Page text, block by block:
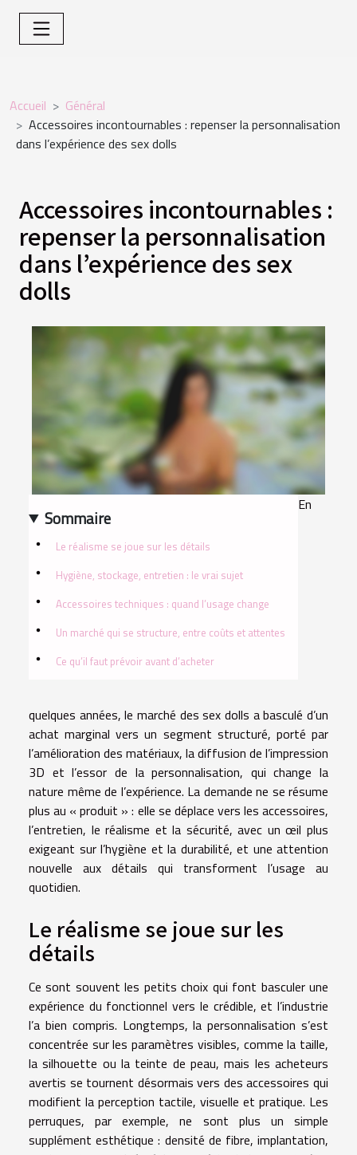
Accueil
Général
Accessoires incontournables : repenser la personnalisation
dans l’expérience des sex dolls
Accessoires incontournables :
repenser la personnalisation
dans l’expérience des sex
dolls
Sommaire
Le réalisme se joue sur les détails
Hygiène, stockage, entretien : le vrai sujet
Accessoires techniques : quand l’usage change
Un marché qui se structure, entre coûts et attentes
Ce qu’il faut prévoir avant d’acheter
En
quelques années, le marché des sex dolls a basculé d’un
achat marginal vers un segment structuré, porté par
l’amélioration des matériaux, la diffusion de l’impression
3D et l’essor de la personnalisation, qui change la
nature même de l’expérience. La demande ne se résume
plus au « produit » : elle se déplace vers les accessoires,
l’entretien, le réalisme et la sécurité, avec un œil plus
exigeant sur l’hygiène et la durabilité, et une attention
nouvelle aux détails qui transforment l’usage au
quotidien.
Le réalisme se joue sur les
détails
Ce sont souvent les petits choix qui font basculer une
expérience du fonctionnel vers le crédible, et l’industrie
l’a bien compris. Longtemps, la personnalisation s’est
concentrée sur les paramètres visibles, comme la taille,
la silhouette ou la teinte de peau, mais les acheteurs
avertis se tournent désormais vers des accessoires qui
modifient la perception tactile, visuelle et pratique. Les
perruques, par exemple, ne sont plus un simple
supplément esthétique : densité de fibre, implantation,